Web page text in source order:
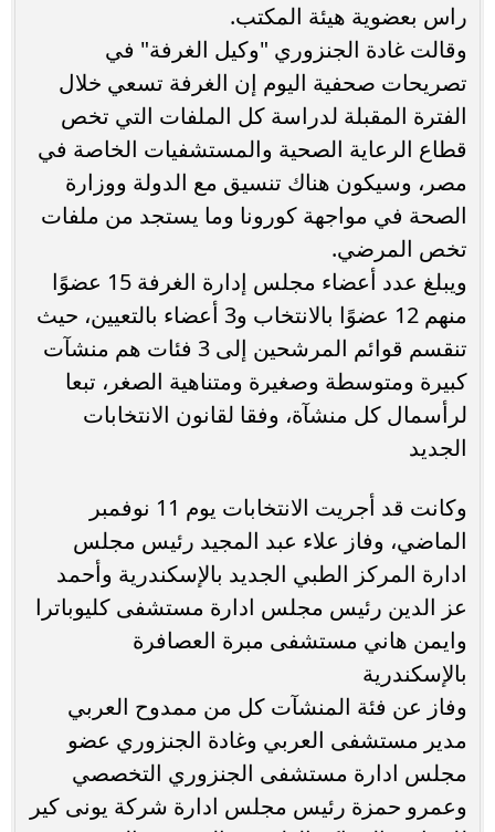
راس بعضوية هيئة المكتب.
وقالت غادة الجنزوري "وكيل الغرفة" في
تصريحات صحفية اليوم إن الغرفة تسعي خلال
الفترة المقبلة لدراسة كل الملفات التي تخص
قطاع الرعاية الصحية والمستشفيات الخاصة في
مصر، وسيكون هناك تنسيق مع الدولة ووزارة
الصحة في مواجهة كورونا وما يستجد من ملفات
تخص المرضي.
ويبلغ عدد أعضاء مجلس إدارة الغرفة 15 عضوًا
منهم 12 عضوًا بالانتخاب و3 أعضاء بالتعيين، حيث
تنقسم قوائم المرشحين إلى 3 فئات هم منشآت
كبيرة ومتوسطة وصغيرة ومتناهية الصغر، تبعا
لرأسمال كل منشآة، وفقا لقانون الانتخابات
الجديد
وكانت قد أجريت الانتخابات يوم 11 نوفمبر
الماضي، وفاز علاء عبد المجيد رئيس مجلس
ادارة المركز الطبي الجديد بالإسكندرية وأحمد
عز الدين رئيس مجلس ادارة مستشفى كليوباترا
وايمن هاني مستشفى مبرة العصافرة
بالإسكندرية
وفاز عن فئة المنشآت كل من ممدوح العربي
مدير مستشفى العربي وغادة الجنزوري عضو
مجلس ادارة مستشفى الجنزوري التخصصي
وعمرو حمزة رئيس مجلس ادارة شركة يونى كير